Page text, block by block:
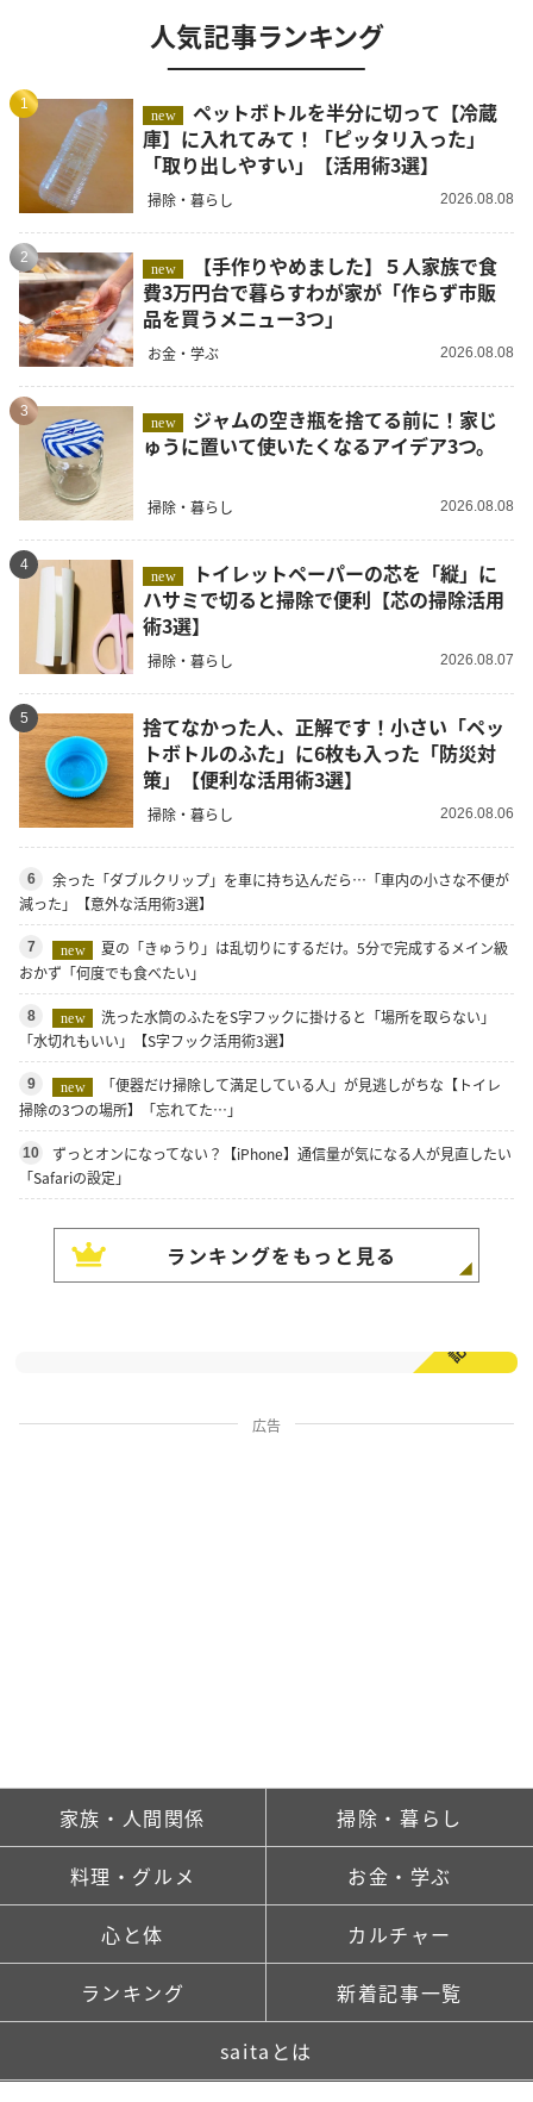
人気記事ランキング
1
new
ペットボトルを半分に切って【冷蔵
庫】に入れてみて！「ピッタリ入った」
「取り出しやすい」【活用術3選】
掃除・暮らし 2026.08.08
2
new
費3万円台で暮らすわが家が「作らず市販
品を買うメニュー3つ」
お金・学ぶ 2026.08.08
3
new
ゅうに置いて使いたくなるアイデア3つ。
掃除・暮らし 2026.08.08
4
new
ハサミで切ると掃除で便利【芯の掃除活用
術3選】
掃除・暮らし 2026.08.07
5
捨てなかった人、正解です！小さい「ペッ
トボトルのふた」に6枚も入った「防災対
策」【便利な活用術3選】
掃除・暮らし 2026.08.06
6
余った「ダブルクリップ」を車に持ち込んだら…「車内の小さな不便が
減った」【意外な活用術3選】
7 new
夏の「きゅうり」は乱切りにするだけ。5分で完成するメイン級
おかず「何度でも食べたい」
8 new
洗った水筒のふたをS字フックに掛けると「場所を取らない」
「水切れもいい」【S字フック活用術3選】
9 new
「便器だけ掃除して満足している人」が見逃しがちな【トイレ
掃除の3つの場所】「忘れてた…」
10
ずっとオンになってない？【iPhone】通信量が気になる人が見直したい
「Safariの設定」
ランキングをもっと見る
したい2026夏コーデ3選
2026.08.09
広告